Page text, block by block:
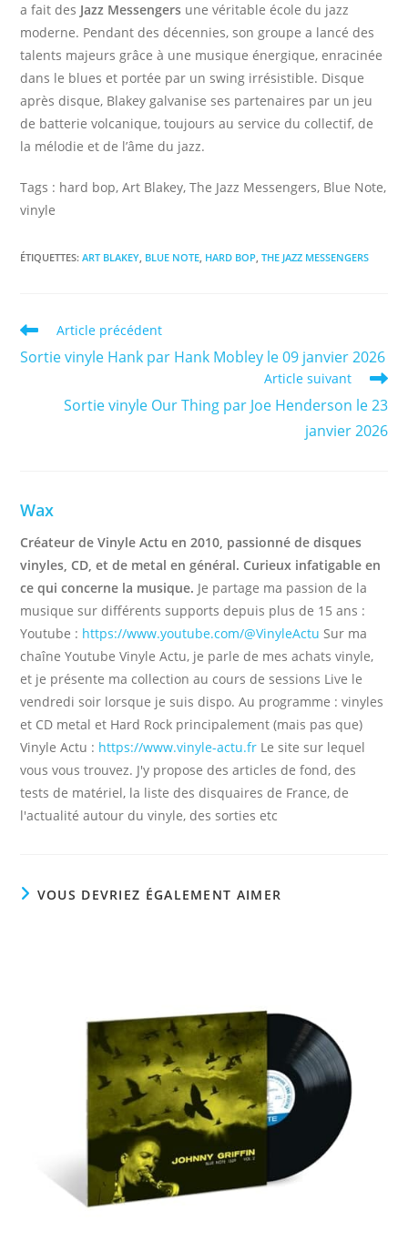
a fait des Jazz Messengers une véritable école du jazz
moderne. Pendant des décennies, son groupe a lancé des
talents majeurs grâce à une musique énergique, enracinée
dans le blues et portée par un swing irrésistible. Disque
après disque, Blakey galvanise ses partenaires par un jeu
de batterie volcanique, toujours au service du collectif, de
la mélodie et de l’âme du jazz.
Tags : hard bop, Art Blakey, The Jazz Messengers, Blue Note,
vinyle
ÉTIQUETTES:ART BLAKEY, BLUE NOTE, HARD BOP, THE JAZZ MESSENGERS
Read
articles
Article précédent
Sortie vinyle Hank par Hank Mobley le 09 janvier 2026
Article suivant
Sortie vinyle Our Thing par Joe Henderson le 23
janvier 2026
Wax
Créateur de Vinyle Actu en 2010, passionné de disques
vinyles, CD, et de metal en général. Curieux infatigable en
ce qui concerne la musique. Je partage ma passion de la
musique sur différents supports depuis plus de 15 ans :
Youtube : https://www.youtube.com/@VinyleActu Sur ma
chaîne Youtube Vinyle Actu, je parle de mes achats vinyle,
et je présente ma collection au cours de sessions Live le
vendredi soir lorsque je suis dispo. Au programme : vinyles
et CD metal et Hard Rock principalement (mais pas que)
Vinyle Actu : https://www.vinyle-actu.fr Le site sur lequel
vous vous trouvez. J'y propose des articles de fond, des
tests de matériel, la liste des disquaires de France, de
l'actualité autour du vinyle, des sorties etc
VOUS DEVRIEZ ÉGALEMENT AIMER